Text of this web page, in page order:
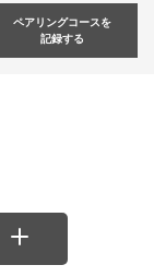
ペアリングコースを
記録する